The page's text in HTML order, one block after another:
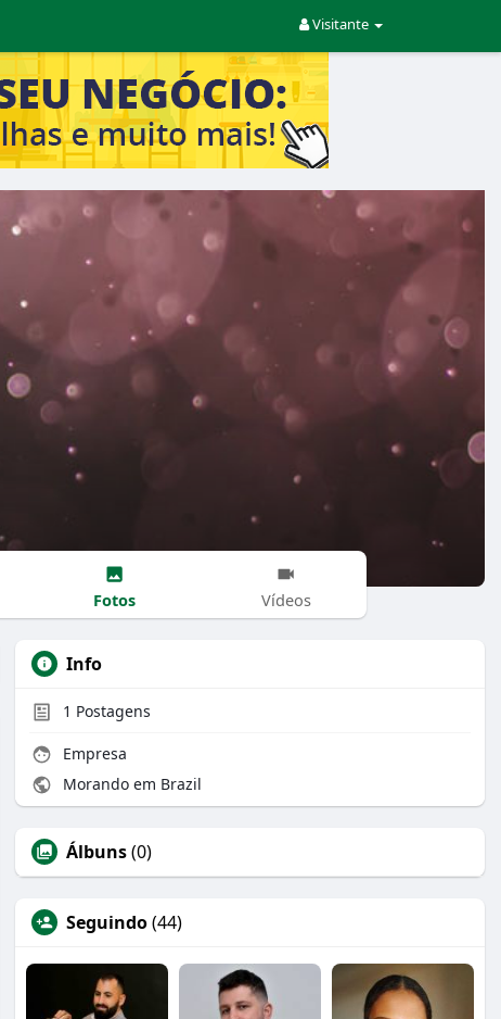
Visitante
Fotos Vídeos
Info
1 Postagens
Empresa
Morando em Brazil
Álbuns(0)
Seguindo(44)